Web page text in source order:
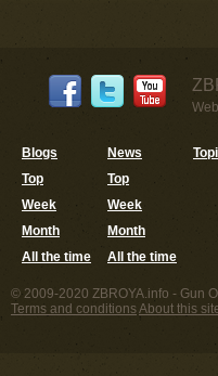
Blogs
Top
Week
Month
All the time
News
Top
Week
Month
All the time
© 2009-2020 ZBROYA.info - Gun
Terms and conditionsAbout this